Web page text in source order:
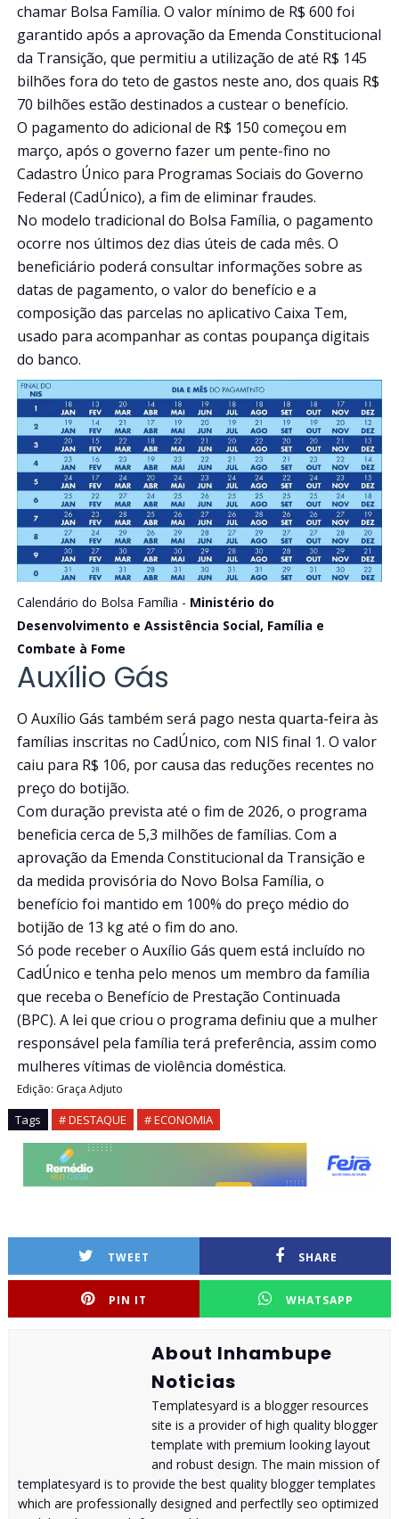
chamar Bolsa Família. O valor mínimo de R$ 600 foi
garantido após a aprovação da Emenda Constitucional
da Transição, que permitiu a utilização de até R$ 145
bilhões fora do teto de gastos neste ano, dos quais R$
70 bilhões estão destinados a custear o benefício.
O pagamento do adicional de R$ 150 começou em
março, após o governo fazer um pente-fino no
Cadastro Único para Programas Sociais do Governo
Federal (CadÚnico), a fim de eliminar fraudes.
No modelo tradicional do Bolsa Família, o pagamento
ocorre nos últimos dez dias úteis de cada mês. O
beneficiário poderá consultar informações sobre as
datas de pagamento, o valor do benefício e a
composição das parcelas no aplicativo Caixa Tem,
usado para acompanhar as contas poupança digitais
do banco.
Calendário do Bolsa Família - Ministério do
Desenvolvimento e Assistência Social, Família e
Combate à Fome
Auxílio Gás
O Auxílio Gás também será pago nesta quarta-feira às
famílias inscritas no CadÚnico, com NIS final 1. O valor
caiu para R$ 106, por causa das reduções recentes no
preço do botijão.
Com duração prevista até o fim de 2026, o programa
beneficia cerca de 5,3 milhões de famílias. Com a
aprovação da Emenda Constitucional da Transição e
da medida provisória do Novo Bolsa Família, o
benefício foi mantido em 100% do preço médio do
botijão de 13 kg até o fim do ano.
Só pode receber o Auxílio Gás quem está incluído no
CadÚnico e tenha pelo menos um membro da família
que receba o Benefício de Prestação Continuada
(BPC). A lei que criou o programa definiu que a mulher
responsável pela família terá preferência, assim como
mulheres vítimas de violência doméstica.
Edição: Graça Adjuto
Tags # DESTAQUE # ECONOMIA
TWEET SHARE
PIN IT WHATSAPP
About Inhambupe
Noticias
Templatesyard is a blogger resources
site is a provider of high quality blogger
template with premium looking layout
and robust design. The main mission of
templatesyard is to provide the best quality blogger templates
which are professionally designed and perfectlly seo optimized